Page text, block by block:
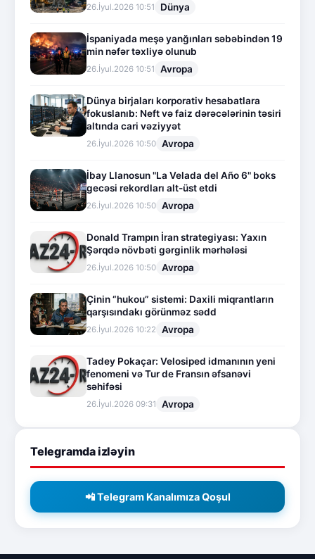
26.İyul.2026 10:51 Dünya
İspaniyada meşə yanğınları səbəbindən 19
min nəfər təxliyə olunub
26.İyul.2026 10:51 Avropa
Dünya birjaları korporativ hesabatlara
fokuslanıb: Neft və faiz dərəcələrinin təsiri
altında cari vəziyyət
26.İyul.2026 10:50 Avropa
İbay Llanosun "La Velada del Año 6" boks
gecəsi rekordları alt-üst etdi
26.İyul.2026 10:50 Avropa
Donald Trampın İran strategiyası: Yaxın
Şərqdə növbəti gərginlik mərhələsi
26.İyul.2026 10:50 Avropa
Çinin “hukou” sistemi: Daxili miqrantların
qarşısındakı görünməz sədd
26.İyul.2026 10:22 Avropa
Tadey Pokaçar: Velosiped idmanının yeni
fenomeni və Tur de Fransın əfsanəvi
səhifəsi
26.İyul.2026 09:31 Avropa
Telegramda izləyin
📲 Telegram Kanalımıza Qoşul